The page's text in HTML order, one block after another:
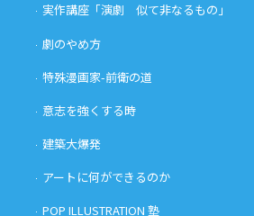
実作講座「演劇 似て非なるもの」
劇のやめ方
特殊漫画家-前衛の道
意志を強くする時
建築大爆発
アートに何ができるのか
POP ILLUSTRATION 塾